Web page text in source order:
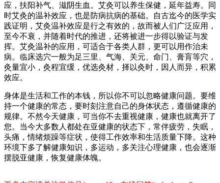
应，扶阳补气、滋阴生血。艾灸可以养生保健，延年益寿。同
时艾灸的温补效应，也是防病抗病的基础。自古迄今的医学实
践证明，艾灸温补效应是行之有效的，故而被人们广泛应用，
至今不衰，并随着时代的推进，还将被进一步得以验证与发
挥。艾灸温补的应用，可适合于各类人群，更可以用作治未
病。临床选穴一般为足三里、气海、关元、命门、膏肓等穴，
灸量宜小，灸程宜缓，优选灸材，择以灸时，因人而异，积累
效应。
身体是生活和工作的本钱，所以你不可以忽略健康问题。要维
持一个健康的常态，要时刻注意自己的身体状态，遵循健康的
规律。不然今天健康，可当你不去重视健康，健康也就离开了
您。当今大多数人都处在亚健康的状态下，常伴疲劳，失眠，
头痛，情绪烦躁等症状，使得工作效率和生活质量下降。这种
环境下多了解健康知识，多运动，多关注心理健康，也会逐渐
摆脱亚健康，恢复健康体魄。